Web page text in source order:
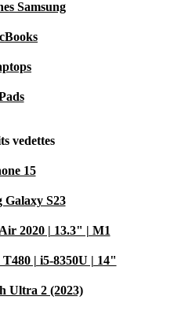
Samsung
vedettes
15
Galaxy S23
2020 | 13.3" | M1
| i5-8350U | 14"
Ultra 2 (2023)